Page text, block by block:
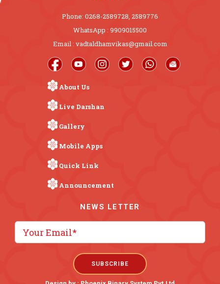
Phone: 0268-2589728, 2589776
WhatsApp : 9909015500
Email : vadtaldhamvikas@gmail.com
About Us
Live Darshan
Gallery
Mobile Apps
Quick Link
Announcement
NEWS LETTER